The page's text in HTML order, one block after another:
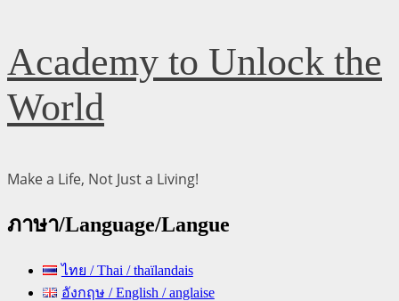
Skip
to
content
Academy to Unlock the
World
Make a Life, Not Just a Living!
ภาษา/Language/Langue
ไทย / Thai / thaïlandais
อังกฤษ / English / anglaise